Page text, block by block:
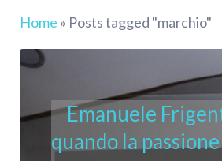
Home » Posts tagged "marchio"
Emanuele
quando la